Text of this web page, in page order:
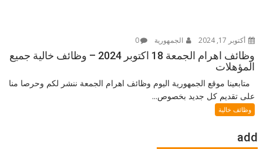
أكتوبر 17, 2024 الجمهورية 0
وظائف اهرام الجمعة 18 اكتوبر 2024 – وظائف خالية جميع
المؤهلات
متابعينا موقع الجمهورية اليوم وظائف اهرام الجمعة ننشر لكم وحرصا منا
على تقديم كل جديد بخصوص...
وظائف خالية
add